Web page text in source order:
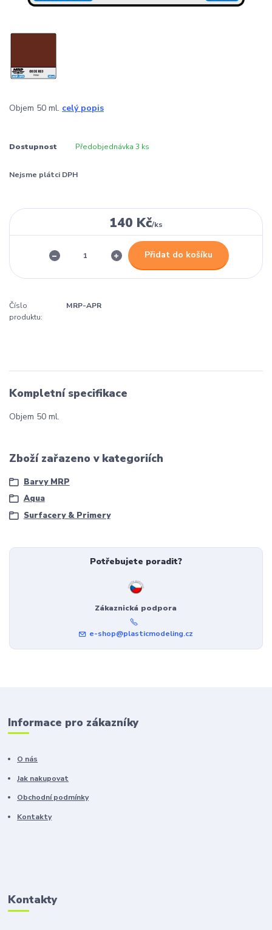
Objem 50 ml. celý popis
Dostupnost Předobjednávka 3 ks
Nejsme plátci DPH
140 Kč/ks
Přidat do košíku
Číslo
produktu:
MRP-APR
Kompletní specifikace
Objem 50 ml.
Zboží zařazeno v kategoriích
Barvy MRP
Aqua
Surfacery & Primery
Potřebujete poradit?
Zákaznická podpora
e-shop@plasticmodeling.cz
Informace pro zákazníky
O nás
Jak nakupovat
Obchodní podmínky
Kontakty
Kontakty